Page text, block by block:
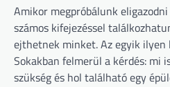
Amikor megpróbálunk
számos kifejezéssel
ejthetnek minket. Az egyik ilyen
Sokakban felmerül a kérdés: mi
szükség és hol található egy